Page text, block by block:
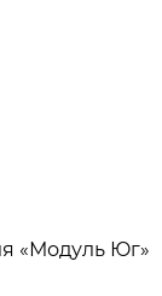
«Модуль Юг»